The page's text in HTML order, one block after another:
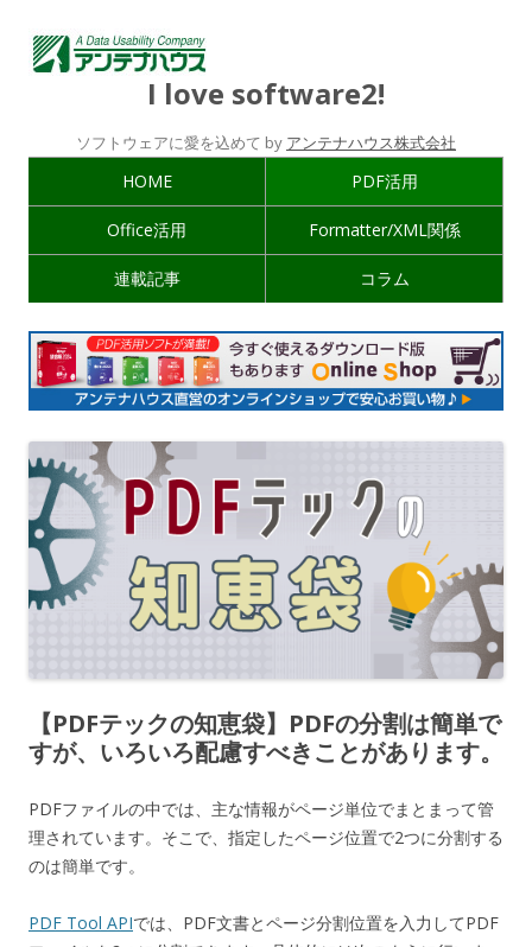
I love software2!
ソフトウェアに愛を込めて by アンテナハウス株式会社
HOME PDF活用
Office活用 Formatter/XML関係
連載記事 コラム
【PDFテックの知恵袋】PDFの分割は簡単で
すが、いろいろ配慮すべきことがあります。
PDFファイルの中では、主な情報がページ単位でまとまって管
理されています。そこで、指定したページ位置で2つに分割する
のは簡単です。
PDF Tool APIでは、PDF文書とページ分割位置を入力してPDF